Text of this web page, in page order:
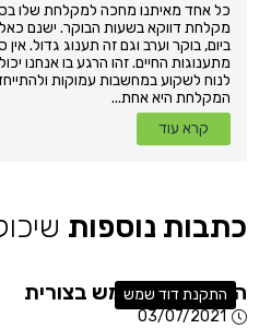
כל אחד מאיתנו מחכה למקלחת שלו
מקלחת דווקא בשעות הבוקר. ישנם
ביום, בוקר וערב וגם זה תענוג גדול.
מתענוגות החיים. זהו הרגע בו אנחנו
לנוח לשקוע במחשבות עמוקות
המקלחת היא אחת...
קרא עוד
כתבות נוספות
התקנת דוד שמש
התקנת דוד שמש בצורית
03/07/2021